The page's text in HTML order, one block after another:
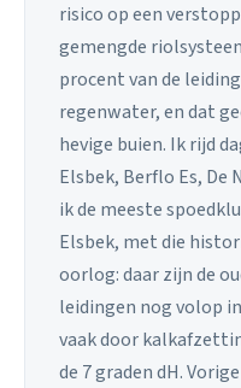
risico op een
gemengde
procent van de
regenwater, en dat
hevige buien. Ik rijd
Elsbek, Berflo Es, De
ik de meeste
Elsbek, met die
oorlog: daar zijn de
leidingen nog volop
vaak door
de 7 graden dH.